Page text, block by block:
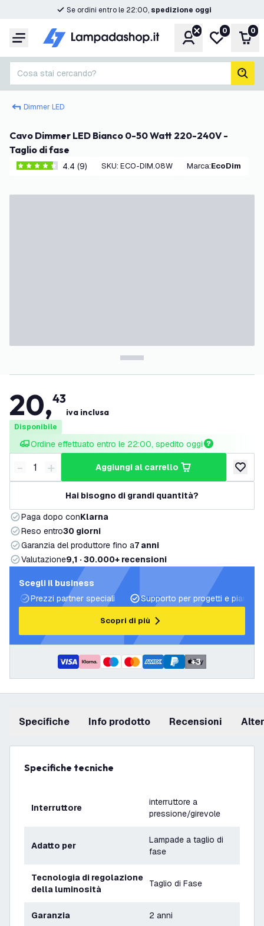
Se ordini entro le 22:00, spedizione oggi
Menu Account
Lista
0 0
Cosa stai cercando?
Dimmer LED
Cavo Dimmer LED Bianco 0-50 Watt 220-240V -
Taglio di fase
4.4 stelle di valutazione
4.4 (9) SKU: ECO-DIM.08W Marca: EcoDim
20,43
iva inclusa
Disponibile
Ordine effettuato entro le 22:00, spedito oggi
Riduci quantità
- Aumenta quantità
+ aggiungi al carrello
Hai bisogno di grandi quantità?
Paga dopo conKlarna
Reso entro30 giorni
Garanzia del produttore fino a7 anni
Valutazione9,1 · 30.000+ recensioni
Scegli il business
Prezzi partner speciali
Supporto per progetti e piani di
Scopri di più
+3
Specifiche info prodotto recensioni
Specifiche tecniche
Interruttore
interruttore a
pressione/girevole
Adatto per
Lampade a taglio di
fase
Tecnologia di regolazione
della luminosità
Taglio di Fase
Garanzia 2 anni